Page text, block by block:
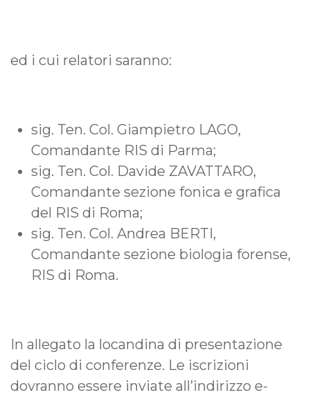
ed i cui relatori saranno:
sig. Ten. Col. Giampietro LAGO,
Comandante RIS di Parma;
sig. Ten. Col. Davide ZAVATTARO,
Comandante sezione fonica e grafica
del RIS di Roma;
sig. Ten. Col. Andrea BERTI,
Comandante sezione biologia forense,
RIS di Roma.
In allegato la locandina di presentazione
del ciclo di conferenze. Le iscrizioni
dovranno essere inviate all’indirizzo e-